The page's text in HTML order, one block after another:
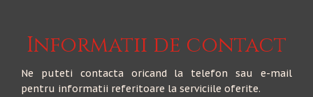
Informatii de contact
Ne puteti contacta oricand la telefon sau e-mail
pentru informatii referitoare la serviciile oferite.